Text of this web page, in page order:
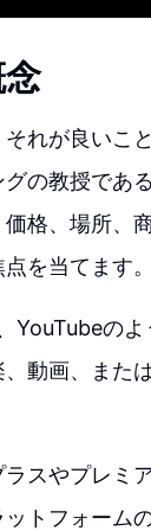
れが良いこ
の教授であ
格、場所、
を当てます。
のよ
動画、また
スやプレミ
トフォーム